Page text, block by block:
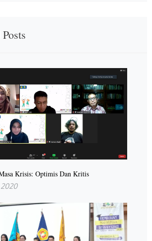
Krisis: Optimis Dan Kritis